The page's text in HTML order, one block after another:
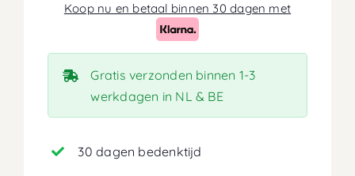
18cm
aantal
Koop nu en betaal binnen 30 dagen met
Gratis verzonden binnen 1-3
werkdagen in NL & BE
30 dagen bedenktijd